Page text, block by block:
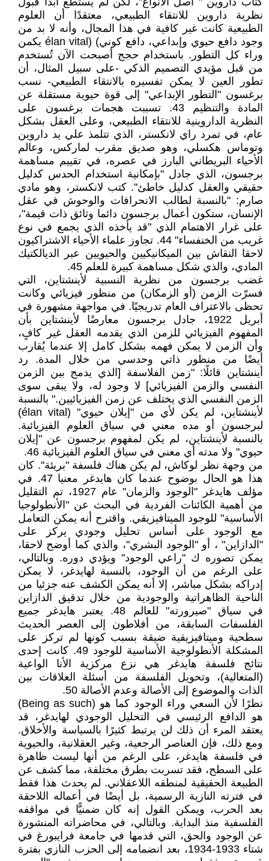
نظرية داروين للانتقاء الطبيعي، معتقدًا أن العلوم
الطبيعية كانت غير كافية في هذا المجال، وأنه لا بد من
وجود دافع حيوي وإبداعي، دافع كوني) (élan vital يكمن
وراء كل التطور. باستخدام حجج أصبحت الآن تُستخدم
من قبل مؤيدي التصميم الذكي -على سبيل المثال، أن
تطور العين لا يمكن تفسيره بالانتقاء الطبيعي- نسب
برغسون "التطور الإبداعي" إلى قوة حيوية مستقلة عن
المادة والتنظيم 43. تسببت هجمات برغسون على
النظرية الداروينية للانتقاء الطبيعي، وعلى العقل بشكل
عام، في تمرد راي لانكستر، الذي تتلمذ علي يد داروين
وتوماس هكسلي، وهو صديق مقرب لماركس، وعالم
الأحياء البريطاني البارز في عصره، في تقييم مساهمة
برجسون، الذي جادل "بإمكانية استخدام الحدس كدليل
حقيقي والعقل كدليل خاطئ". كتب لانكستر، وهو مادي
صارم: "بالنسبة لطالب الانحرافات والوحوش في عقل
الإنسان، ستكون أعمال برجسون دائما وثائق ذات قيمة"،
على غرار الاهتمام الذي "قد يأخذه الذي يجمع في نوع
غريب من الخنفساء" 44. تجاوز علماء الأحياء الاشتراكيون
لاحقا النقاش بين الميكانيكيين والحيويين عبر الديالكتيك
المادي، والذي شكل مساهمة كبيرة للعلم 45.
غضب برجسون من نظرية النسبية لأينشتاين، التي
فسرّت الزمن (أو الزمكان) من منظور فيزيائي وكانت
تحظى بالاعتراف العام تدريجيًا. في مواجهة مشهورة في
أبريل 1922، جادل برجسون معارضًا لأينشتاين بأن
المفهوم الفيزيائي للزمن الذي يقدمه العقل غير كافٍ،
وأن الزمن لا يمكن فهمه بشكل كامل إلا عندما يُقارب
أيضًا من منظور ذاتي وحدسي من خلال المدة. رد
أينشتاين قائلًا: "زمن الفلاسفة [الذي يدمج بين الزمن
النفسي والزمن الفيزيائي] لا وجود له، ولا يبقى سوى
الزمن النفسي الذي يختلف عن زمن الفيزيائيين." بالنسبة
لأينشتاين، لم يكن لأي من "إيلان حيوي" (élan vital)
لبرجسون أو مده معني في سياق العلوم الفيزيائية.
بالنسبة لأينشتاين، لم يكن لمفهوم برجسون عن "إيلان
حيوي" ولا مدته أي معني في سياق العلوم الفيزيائية 46.
من وجهة نظر لوكاش، لم يكن هناك فلسفة "بريئة". كان
هذا هو الحال بوضوح عندما كان هايدغر معنيا 47. في
مؤلف هايدغر "الوجود والزمان" عام 1927، تم التقليل
من أهمية الكائنات الفردية في البحث عن "الأنطولوجيا
الأساسية" للوجود الميتافيزيقي. واقترح أنه يمكن التعامل
مع الوجود على أساس تحليل وجودي يركز على
"الدازاين" ، أو "الوجود البشري"، والذي كما أوضح لاحقا،
يمكن تصوره ك "راعي الوجود" ويؤدي دوره. وبالتالي،
على الرغم من أن الوجود، بالنسبة لهايدغر، لا يمكن
إدراكه بشكل مباشر، إلا أنه يمكن الكشف عنه جزئيا من
الناحية الظاهراتية والوجودية من خلال تدقيق الدازاين
في سياق "صيرورته" للعالم 48. يعتبر هايدغر جميع
الفلسفات السابقة، من أفلاطون إلى العصر الحديث
سطحية وميتافيزيقية ضيقة بسبب كونها لم تركز على
المشكلة الأنطولوجية الأساسية للوجود 49. كانت إحدى
نتائج فلسفة هايدغر هي نزع مركزية الأنا الواعية
(المتعالية)، وتحويل الفلسفة من أسئلة العلاقات بين
الذات والموضوع إلى الأصالة وعدم الأصالة 50.
نظرًا لأن السعي وراء الوجود كما هو (Being as such)
هو الدافع الرئيسي في التحليل الوجودي لهايدغر، قد
يعتقد المرء أن ذلك لن يرتبط كثيرًا بالسياسة والأخلاق.
ومع ذلك، فإن العناصر الرجعية، وغير العقلانية، والحيوية
في فلسفة هايدغر، على الرغم من أنها ليست ظاهرة
على السطح، فقد تسربت بطرق مختلفة، مما كشف عن
الطبيعة الحقيقية لمنطقه اللاعقلاني. لم يحدث هذا فقط
في فترته النازية الرسمية، بل أيضًا في أعماله اللاحقة
بعد الحرب، ويمكن القول إنه كان ضمنيًّا في مواقفه
الفلسفية منذ البداية. وبالتالي، في محاضراته المنشورة
عن الوجود والحق، التي قدمها في جامعة فرايبورغ في
شتاء 1933-1934، بعد انضمامه إلى الحزب النازي بفترة